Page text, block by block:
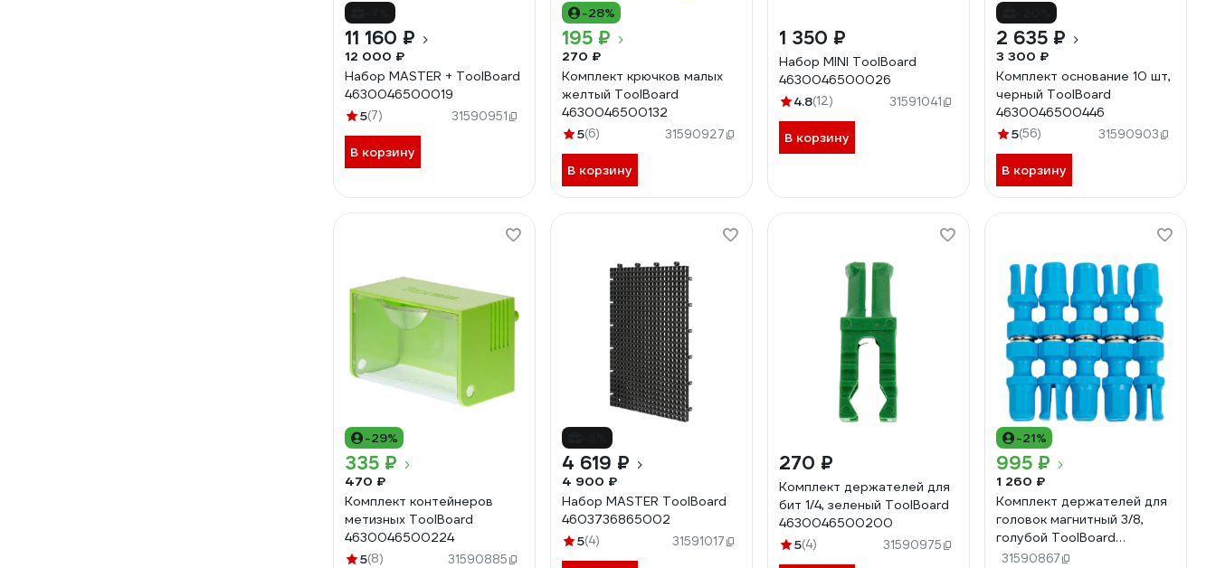
11 160 ₽
12 000 ₽
Набор MASTER + ToolBoard
4630046500019
5(7) 31590951
В корзину
-28%
195 ₽
270 ₽
Комплект крючков малых
желтый ToolBoard
4630046500132
5(6) 31590927
В корзину
1 350 ₽
Набор MINI ToolBoard
4630046500026
4.8(12) 31591041
В корзину
2 635 ₽
3 300 ₽
Комплект основание 10 шт,
черный ToolBoard
4630046500446
5(56) 31590903
В корзину
-29%
335 ₽
470 ₽
Комплект контейнеров
метизных ToolBoard
4630046500224
5(8) 31590885
4 619 ₽
4 900 ₽
Набор MASTER ToolBoard
4603736865002
5(4) 31591017
270 ₽
Комплект держателей для
бит 1/4, зеленый ToolBoard
4630046500200
5(4) 31590975
-21%
995 ₽
1 260 ₽
Комплект держателей для
головок магнитный 3/8,
голубой ToolBoard
4630046500163
31590867